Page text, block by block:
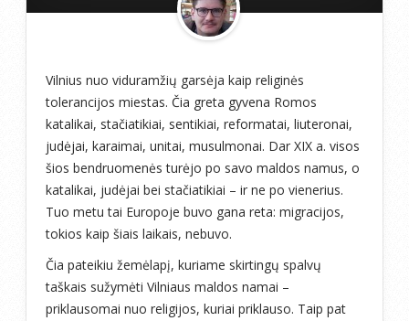
Vilnius nuo viduramžių garsėja kaip religinės
tolerancijos miestas. Čia greta gyvena Romos
katalikai, stačiatikiai, sentikiai, reformatai, liuteronai,
judėjai, karaimai, unitai, musulmonai. Dar XIX a. visos
šios bendruomenės turėjo po savo maldos namus, o
katalikai, judėjai bei stačiatikiai – ir ne po vienerius.
Tuo metu tai Europoje buvo gana reta: migracijos,
tokios kaip šiais laikais, nebuvo.
Čia pateikiu žemėlapį, kuriame skirtingų spalvų
taškais sužymėti Vilniaus maldos namai –
priklausomai nuo religijos, kuriai priklauso. Taip pat